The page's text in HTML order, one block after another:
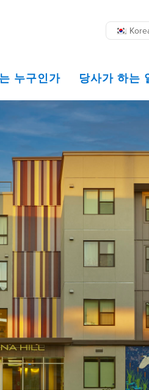
누구인가 당사가 하는